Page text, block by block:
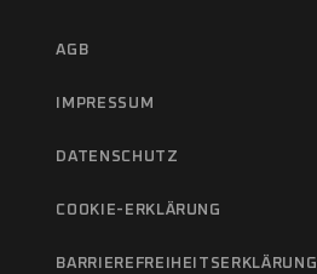
AGB
IMPRESSUM
DATENSCHUTZ
COOKIE-ERKLÄRUNG
BARRIEREFREIHEITSERKLÄRUNG